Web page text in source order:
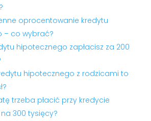
oprocentowanie kredytu
– co wybrać?
hipotecznego zapłacisz za 200
hipotecznego z rodzicami to
trzeba płacić przy kredycie
300 tysięcy?